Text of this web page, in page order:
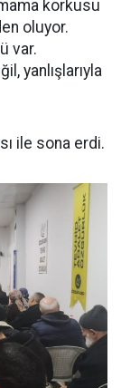
korkusu
oluyor.
var.
yanlışlarıyla
ile sona erdi.